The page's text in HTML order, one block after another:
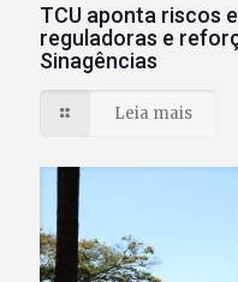
TCU aponta riscos
reguladoras e
Sinagências
Leia mais